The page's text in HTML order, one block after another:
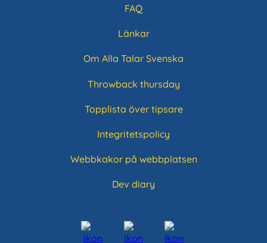
FAQ
Länkar
Om Alla Talar Svenska
Throwback thursday
Topplista över tipsare
Integritetspolicy
Webbkakor på webbplatsen
Dev diary